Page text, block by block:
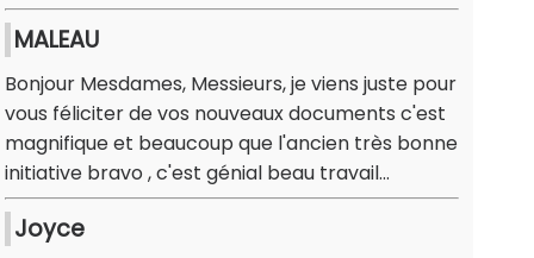
MALEAU
Bonjour Mesdames, Messieurs, je viens juste pour
vous féliciter de vos nouveaux documents c'est
magnifique et beaucoup que l'ancien très bonne
initiative bravo , c'est génial beau travail...
Joyce